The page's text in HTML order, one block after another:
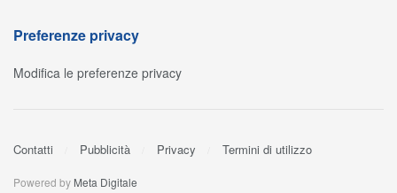
Preferenze privacy
Modifica le preferenze privacy
Contatti Pubblicità Privacy Termini di utilizzo
Powered by Meta Digitale